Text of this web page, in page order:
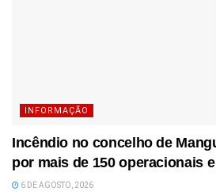
INFORMAÇÃO
Incêndio no concelho de
por mais de 150 operacionais
6 DE AGOSTO, 2026